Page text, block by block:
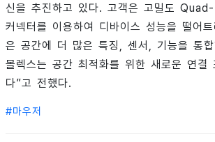
신을 추진하고 있다. 고객은 고밀도
커넥터를 이용하여 디바이스 성능을 떨어
은 공간에 더 많은 특징, 센서, 기능을 통
몰렉스는 공간 최적화를 위한 새로운 연결
다”고 전했다.
#마우저